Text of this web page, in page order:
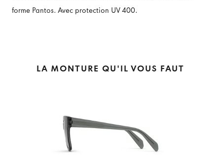
forme Pantos. Avec protection UV 400.
LA MONTURE QU'IL VOUS FAUT